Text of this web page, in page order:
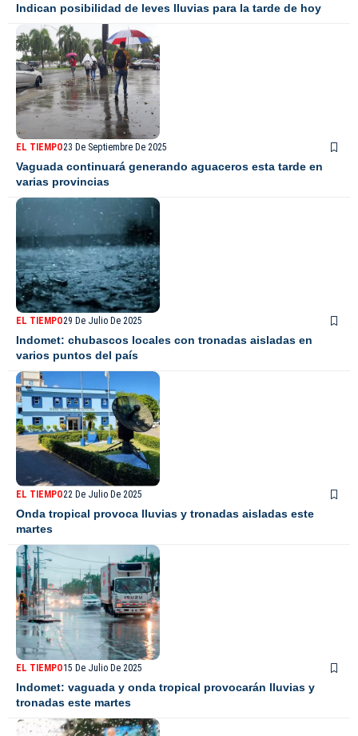
Indican posibilidad de leves lluvias para la tarde de hoy
EL TIEMPO23 De Septiembre De 2025
Vaguada continuará generando aguaceros esta tarde en
varias provincias
EL TIEMPO29 De Julio De 2025
Indomet: chubascos locales con tronadas aisladas en
varios puntos del país
EL TIEMPO22 De Julio De 2025
Onda tropical provoca lluvias y tronadas aisladas este
martes
EL TIEMPO15 De Julio De 2025
Indomet: vaguada y onda tropical provocarán lluvias y
tronadas este martes